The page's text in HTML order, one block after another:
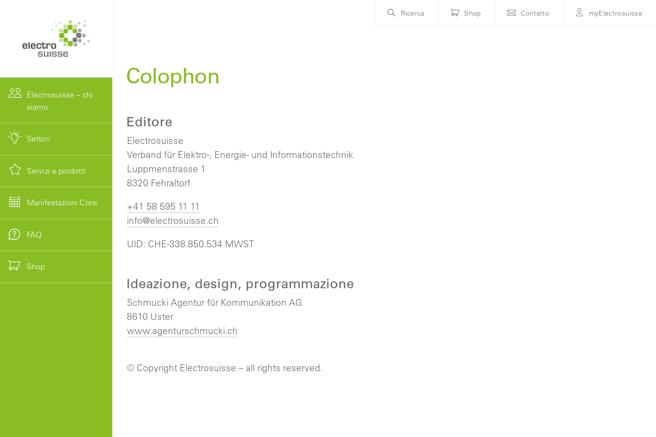
Electrosuisse – chi
siamo
Settori
Servizi e prodotti
Manifestazioni Corsi
FAQ
Shop
Ricerca Shop Contatto myElectrosuisse
Colophon
Editore
Electrosuisse
Verband für Elektro-, Energie- und Informationstechnik
Luppmenstrasse 1
8320 Fehraltorf
+41 58 595 11 11
info@electrosuisse.ch
UID: CHE-338.850.534 MWST
Ideazione, design, programmazione
Schmucki Agentur für Kommunikation AG
8610 Uster
www.agenturschmucki.ch
© Copyright Electrosuisse – all rights reserved.